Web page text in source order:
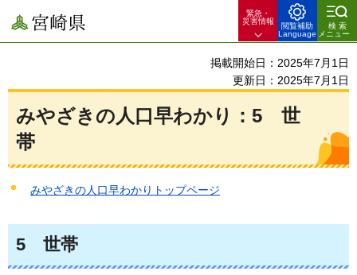
宮崎県
緊急・
災害情報
閲覧補助
Language
検索
メニュー
掲載開始日：2025年7月1日
更新日：2025年7月1日
みやざきの人口早わかり：5
世
帯
みやざきの人口早わかりトップページ
5 世帯